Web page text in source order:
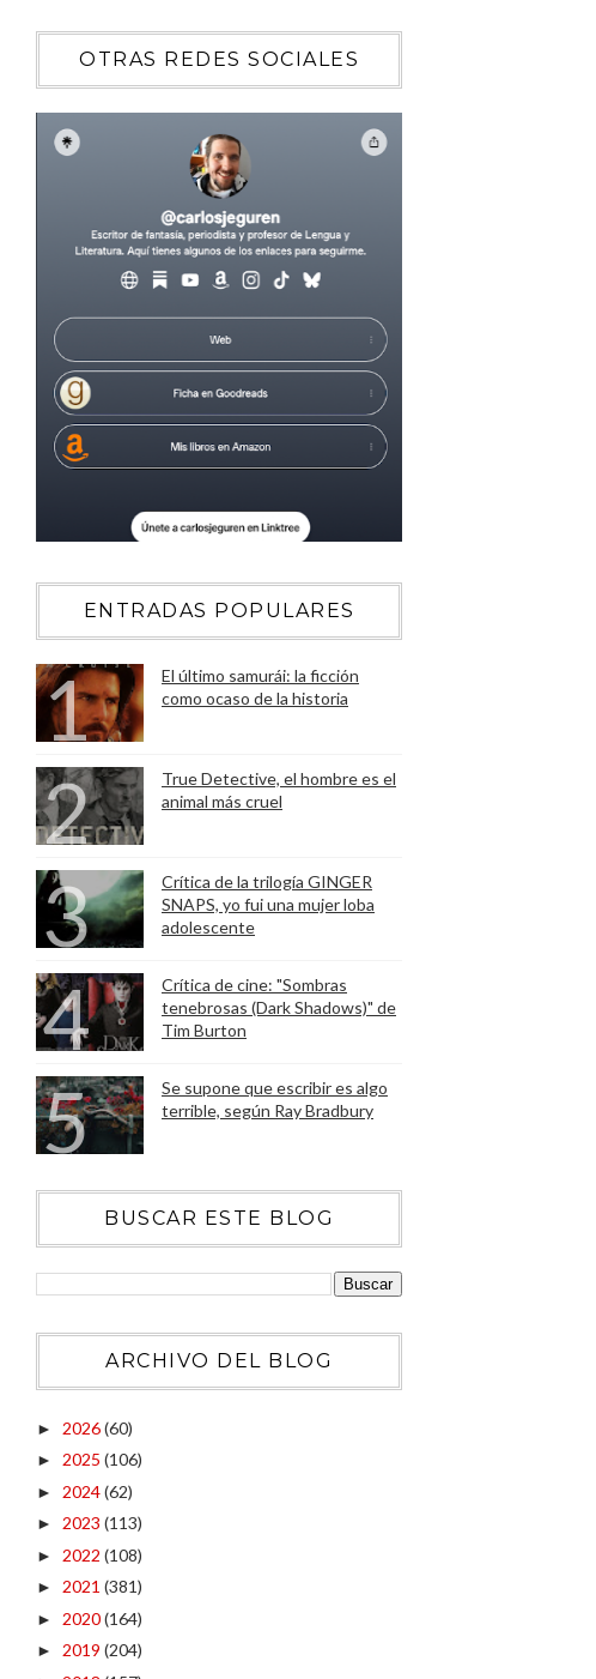
OTRAS REDES SOCIALES
ENTRADAS POPULARES
El último samurái: la ficción
como ocaso de la historia
True Detective, el hombre es el
animal más cruel
Crítica de la trilogía GINGER
SNAPS, yo fui una mujer loba
adolescente
Crítica de cine: "Sombras
tenebrosas (Dark Shadows)" de
Tim Burton
Se supone que escribir es algo
terrible, según Ray Bradbury
BUSCAR ESTE BLOG
ARCHIVO DEL BLOG
► 2026(60)
► 2025 (106)
► 2024(62)
► 2023 (113)
► 2022 (108)
► 2021 (381)
► 2020(164)
► 2019 (204)